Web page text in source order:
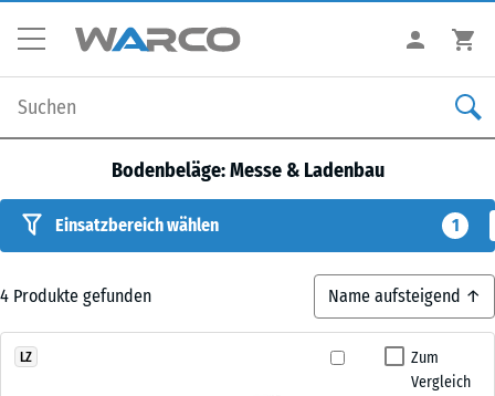
Bodenbeläge: Messe & Ladenbau
Einsatzbereich wählen 1
4 Produkte gefunden
Zum
Vergleich
LZ